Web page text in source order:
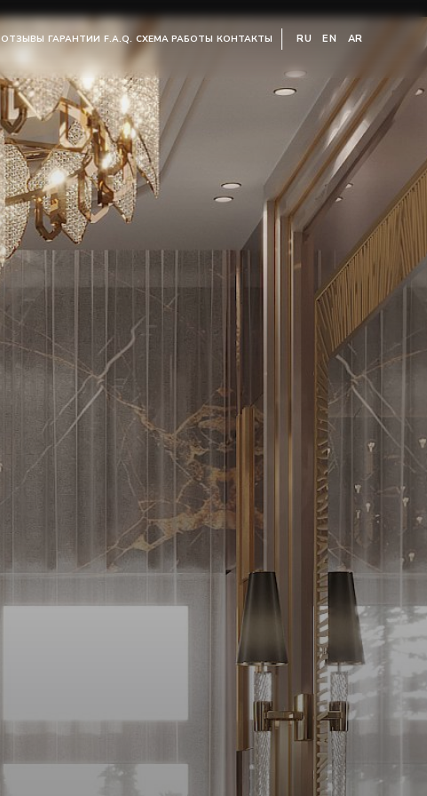
ОТЗЫВЫ ГАРАНТИИ F.A.Q. СХЕМА РАБОТЫ КОНТАКТЫ RU EN AR